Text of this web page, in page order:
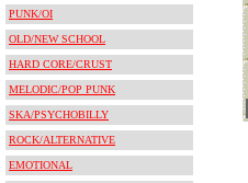
PUNK/OI
OLD/NEW SCHOOL
HARD CORE/CRUST
MELODIC/POP PUNK
SKA/PSYCHOBILLY
ROCK/ALTERNATIVE
EMOTIONAL